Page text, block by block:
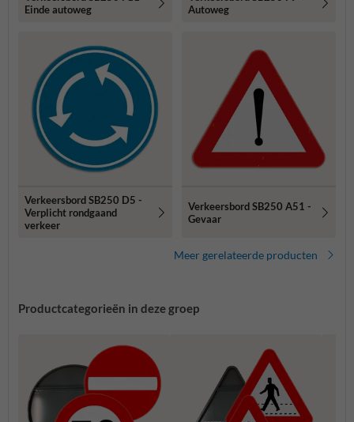
Einde autoweg
Autoweg
Verkeersbord SB250 D5 -
Verplicht rondgaand
verkeer
Verkeersbord SB250 A51 -
Gevaar
Meer gerelateerde producten
Productcategorieën in deze groep